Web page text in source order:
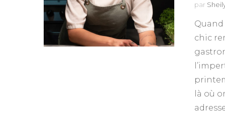
par
Quand
chic
là où